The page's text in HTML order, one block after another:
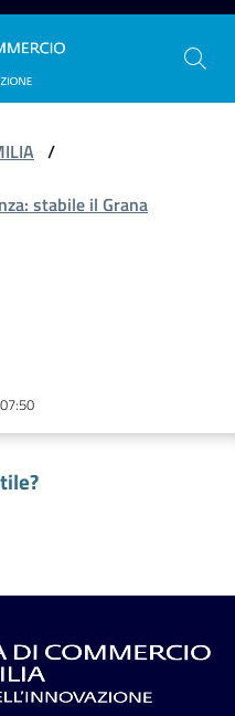
/
stabile il Grana